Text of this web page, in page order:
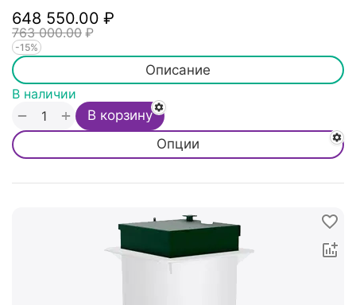
648 550.00 ₽
763 000.00 ₽
-15%
Описание
Опции
В наличии
+
− В корзину